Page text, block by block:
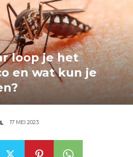
loop je het
en wat kun je
17 MEI 2023